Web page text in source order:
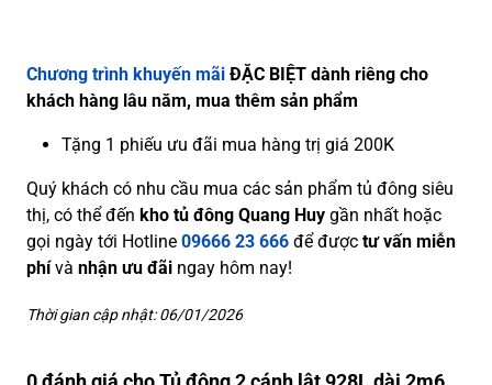
Chương trình khuyến mãi ĐẶC BIỆT dành riêng cho
khách hàng lâu năm, mua thêm sản phẩm
Tặng 1 phiếu ưu đãi mua hàng trị giá 200K
Quý khách có nhu cầu mua các sản phẩm tủ đông siêu
thị, có thể đến kho tủ đông Quang Huy gần nhất hoặc
gọi ngày tới Hotline 09666 23 666 để được tư vấn miễn
phívà nhận ưu đãi ngay hôm nay!
Thời gian cập nhật: 06/01/2026